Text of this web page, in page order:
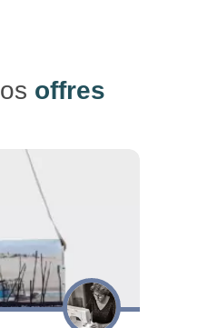
offres